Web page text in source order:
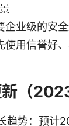
企业级的安
使用信誉好
（
趋势：预计